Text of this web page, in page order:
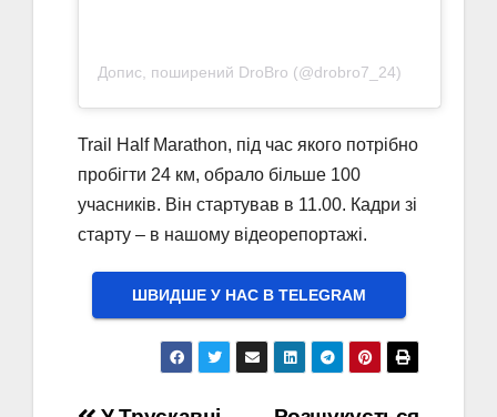
Допис, поширений DroBro (@drobro7_24)
Trail Half Marathon, під час якого потрібно
пробігти 24 км, обрало більше 100
учасників. Він стартував в 11.00. Кадри зі
старту – в нашому відеорепортажі.
ШВИДШЕ У НАС В ТELEGRAM